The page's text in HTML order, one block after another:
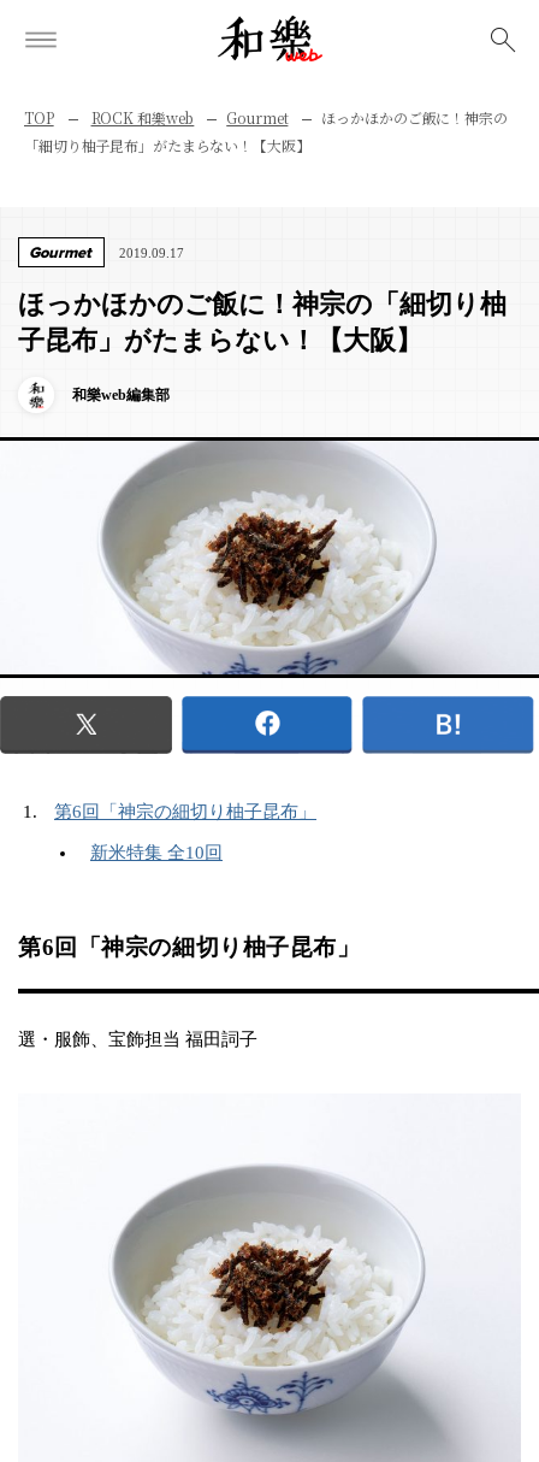
TOP ROCK 和樂web Gourmet
ほっかほかのご飯に！神宗の
「細切り柚子昆布」がたまらない！【大阪】
Gourmet 2019.09.17
ほっかほかのご飯に！神宗の「細切り柚
子昆布」がたまらない！【大阪】
和樂web編集部
第6回「神宗の細切り柚子昆布」
新米特集 全10回
第6回「神宗の細切り柚子昆布」
選・服飾、宝飾担当 福田詞子